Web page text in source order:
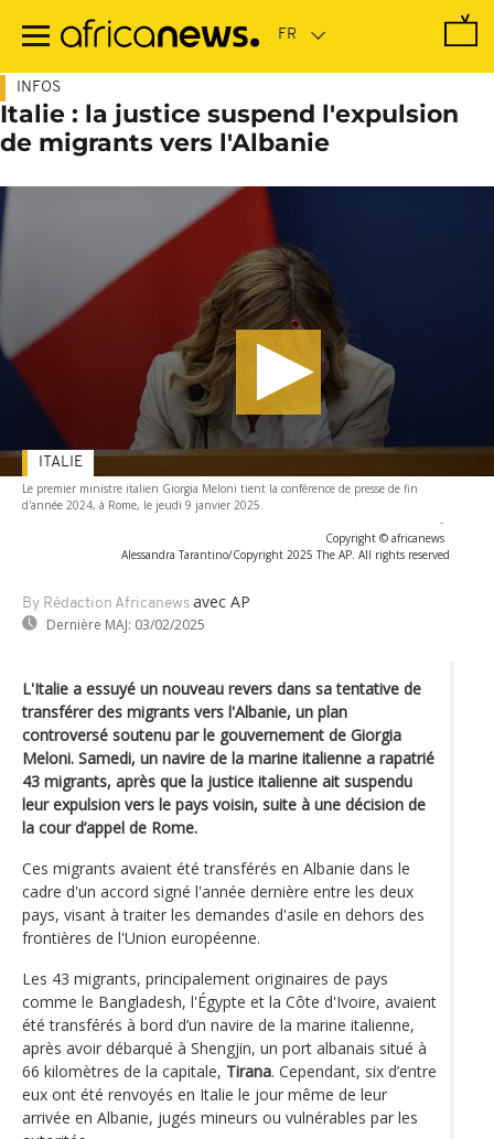
contenu
INFOS
Italie : la justice suspend l'expulsion
de migrants vers l'Albanie
Le premier ministre italien Giorgia Meloni tient la conférence de presse de fin
d'année 2024, à Rome, le jeudi 9 janvier 2025.
-
Copyright © africanews
Alessandra Tarantino/Copyright 2025 The AP. All rights reserved
By Rédaction Africanews avec AP
Dernière MAJ: 03/02/2025
ITALIE
L'Italie a essuyé un nouveau revers dans sa tentative de
transférer des migrants vers l'Albanie, un plan
controversé soutenu par le gouvernement de Giorgia
Meloni. Samedi, un navire de la marine italienne a rapatrié
43 migrants, après que la justice italienne ait suspendu
leur expulsion vers le pays voisin, suite à une décision de
la cour d’appel de Rome.
Ces migrants avaient été transférés en Albanie dans le
cadre d'un accord signé l'année dernière entre les deux
pays, visant à traiter les demandes d'asile en dehors des
frontières de l'Union européenne.
Les 43 migrants, principalement originaires de pays
comme le Bangladesh, l'Égypte et la Côte d'Ivoire, avaient
été transférés à bord d’un navire de la marine italienne,
après avoir débarqué à Shengjin, un port albanais situé à
66 kilomètres de la capitale, Tirana. Cependant, six d’entre
eux ont été renvoyés en Italie le jour même de leur
arrivée en Albanie, jugés mineurs ou vulnérables par les